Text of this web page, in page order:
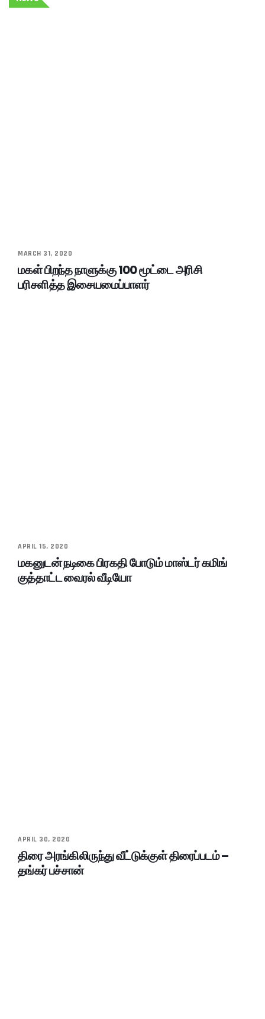
MARCH 31, 2020
மகள் பிறந்த நாளுக்கு 100 மூட்டை அரிசி
பரிசளித்த இசையமைப்பாளர்
APRIL 15, 2020
மகனுடன் நடிகை பிரகதி போடும் மாஸ்டர் கமிங்
குத்தாட்ட வைரல் வீடியோ
APRIL 30, 2020
திரை அரங்கிலிருந்து வீட்டுக்குள் திரைப்படம் –
தங்கர் பச்சான்